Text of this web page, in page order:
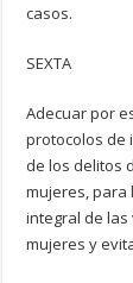
casos.
SEXTA
Adecuar por
protocolos de
de los delitos
mujeres, para
integral de
mujeres y